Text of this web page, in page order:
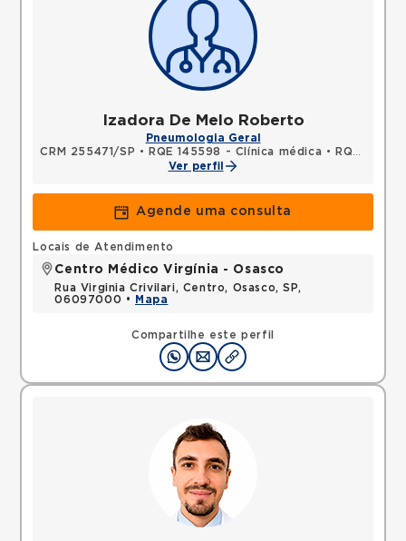
Izadora De Melo Roberto
Pneumologia Geral
CRM 255471/SP • RQE 145598 - Clínica médica •
RQE 148846 - Pneumologia
Ver perfil
Agende uma consulta
Compartilhe este perfil
Locais de Atendimento
Centro Médico Virgínia - Osasco
Rua Virginia Crivilari, Centro, Osasco, SP,
06097000 •
Mapa